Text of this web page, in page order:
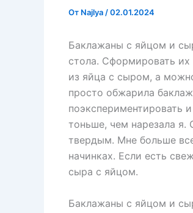
От Najlya /02.01.2024
Баклажаны с яйцом и
стола. Сформировать
из яйца с сыром, а
просто обжарила
поэкспериментировать
тоньше, чем нарезала я.
твердым. Мне больше
начинках. Если есть
сыра с яйцом.
Баклажаны с яйцом и